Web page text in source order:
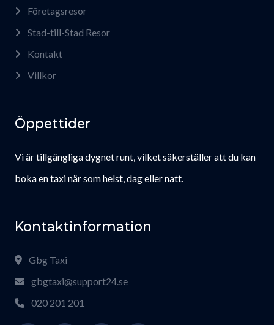
Företagsresor
Stad-till-Stad Resor
Kontakt
Villkor
Öppettider
Vi är tillgängliga dygnet runt, vilket säkerställer att du kan
boka en taxi när som helst, dag eller natt.
Kontaktinformation
Gbg Taxi
gbgtaxi@support24.se
020 201 201